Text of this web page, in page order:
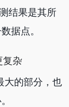
结果是其所
据点。
复杂
大的部分，也